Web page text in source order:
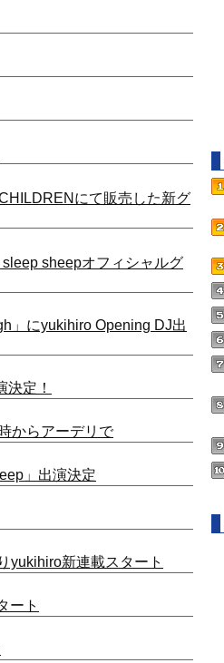
にて販売した新グ
sheepオフィシャルグ
」にyukihiro Opening DJ出
定！
からアーデリで
」出演決定
yukihiro新連載スタート
ート